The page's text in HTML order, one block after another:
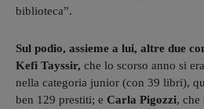
biblioteca”.
Sul podio, assieme a lui, altre due
Kefi Tayssir, che lo scorso anno si
nella categoria junior (con 39 libri),
ben 129 prestiti; e Carla Pigozzi, che